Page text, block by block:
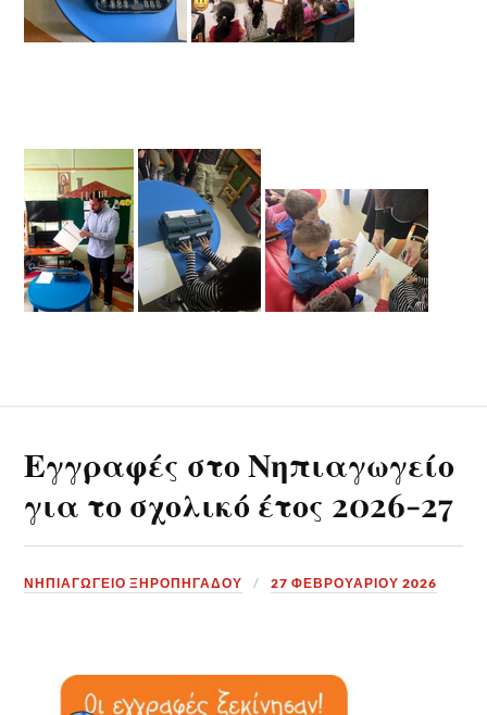
Εγγραφές στο Νηπιαγωγείο
για το σχολικό έτος 2026-27
ΝΗΠΙΑΓΩΓΕΙΟ ΞΗΡΟΠΗΓΑΔΟΥ 27 ΦΕΒΡΟΥΑΡΊΟΥ 2026